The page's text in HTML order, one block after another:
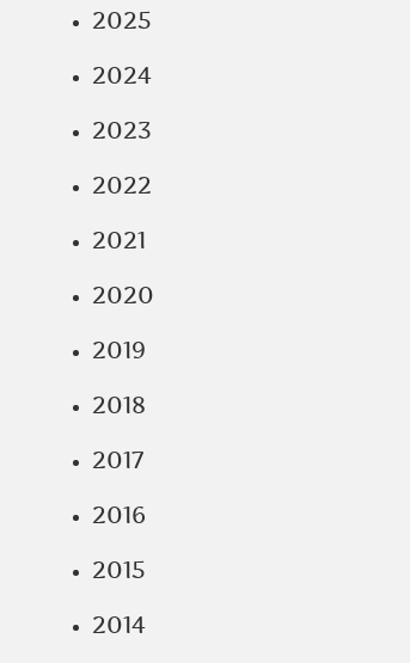
2025
2024
2023
2022
2021
2020
2019
2018
2017
2016
2015
2014